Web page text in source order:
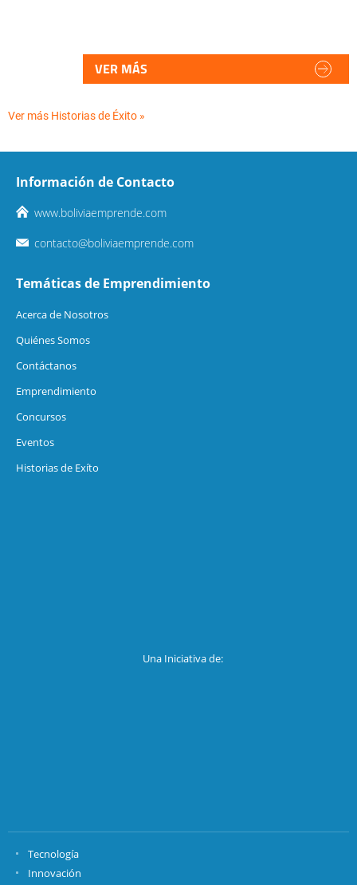
VER MÁS
Ver más Historias de Éxito »
Información de Contacto
www.boliviaemprende.com
contacto@boliviaemprende.com
Temáticas de Emprendimiento
Acerca de Nosotros
Quiénes Somos
Contáctanos
Emprendimiento
Concursos
Eventos
Historias de Exíto
Una Iniciativa de:
Tecnología
Innovación